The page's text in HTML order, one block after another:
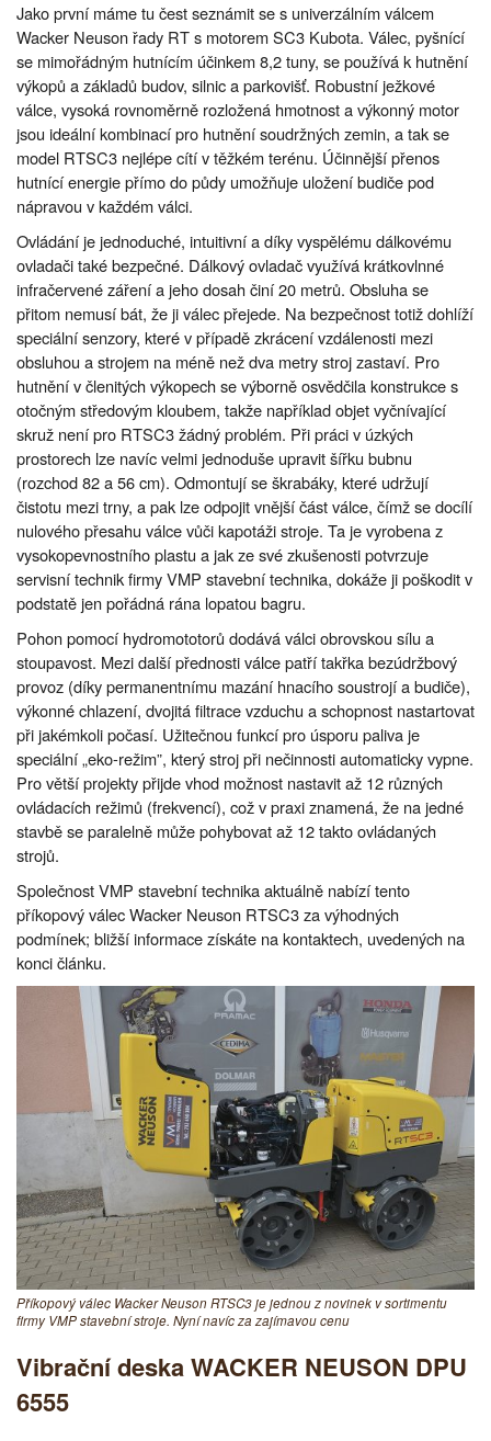
Jako první máme tu čest seznámit se s univerzálním válcem
Wacker Neuson řady RT s motorem SC3 Kubota. Válec, pyšnící
se mimořádným hutnícím účinkem 8,2 tuny, se používá k hutnění
výkopů a základů budov, silnic a parkovišť. Robustní ježkové
válce, vysoká rovnoměrně rozložená hmotnost a výkonný motor
jsou ideální kombinací pro hutnění soudržných zemin, a tak se
model RTSC3 nejlépe cítí v těžkém terénu. Účinnější přenos
hutnící energie přímo do půdy umožňuje uložení budiče pod
nápravou v každém válci.
Ovládání je jednoduché, intuitivní a díky vyspělému dálkovému
ovladači také bezpečné. Dálkový ovladač využívá krátkovlnné
infračervené záření a jeho dosah činí 20 metrů. Obsluha se
přitom nemusí bát, že ji válec přejede. Na bezpečnost totiž dohlíží
speciální senzory, které v případě zkrácení vzdálenosti mezi
obsluhou a strojem na méně než dva metry stroj zastaví. Pro
hutnění v členitých výkopech se výborně osvědčila konstrukce s
otočným středovým kloubem, takže například objet vyčnívající
skruž není pro RTSC3 žádný problém. Při práci v úzkých
prostorech lze navíc velmi jednoduše upravit šířku bubnu
(rozchod 82 a 56 cm). Odmontují se škrabáky, které udržují
čistotu mezi trny, a pak lze odpojit vnější část válce, čímž se docílí
nulového přesahu válce vůči kapotáži stroje. Ta je vyrobena z
vysokopevnostního plastu a jak ze své zkušenosti potvrzuje
servisní technik firmy VMP stavební technika, dokáže ji poškodit v
podstatě jen pořádná rána lopatou bagru.
Pohon pomocí hydromototorů dodává válci obrovskou sílu a
stoupavost. Mezi další přednosti válce patří takřka bezúdržbový
provoz (díky permanentnímu mazání hnacího soustrojí a budiče),
výkonné chlazení, dvojitá filtrace vzduchu a schopnost nastartovat
při jakémkoli počasí. Užitečnou funkcí pro úsporu paliva je
speciální „eko-režim”, který stroj při nečinnosti automaticky vypne.
Pro větší projekty přijde vhod možnost nastavit až 12 různých
ovládacích režimů (frekvencí), což v praxi znamená, že na jedné
stavbě se paralelně může pohybovat až 12 takto ovládaných
strojů.
Společnost VMP stavební technika aktuálně nabízí tento
příkopový válec Wacker Neuson RTSC3 za výhodných
podmínek; bližší informace získáte na kontaktech, uvedených na
konci článku.
Příkopový válec Wacker Neuson RTSC3 je jednou z novinek v sortimentu
firmy VMP stavební stroje. Nyní navíc za zajímavou cenu
Vibrační deska WACKER NEUSON DPU
6555